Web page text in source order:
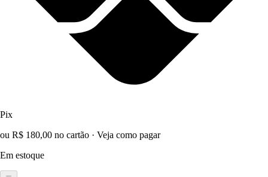
Pix
ou R$ 180,00 no cartão · Veja como pagar
Em estoque